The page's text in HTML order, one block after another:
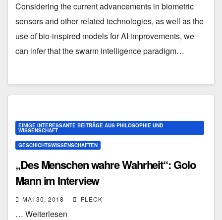
Considering the current advancements in biometric
sensors and other related technologies, as well as the
use of bio-inspired models for AI improvements, we
can infer that the swarm intelligence paradigm…
EINIGE INTERESSANTE BEITRÄGE AUS PHILOSOPHIE UND
WISSENSCHAFT
GESCHICHTSWISSENSCHAFTEN
„Des Menschen wahre Wahrheit“: Golo
Mann im Interview
MAI 30, 2018 FLECK
… Weiterlesen